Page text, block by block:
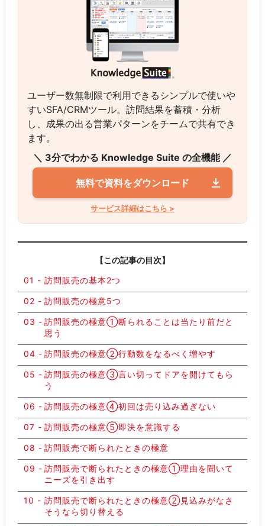
ユーザー数無制限で利用できるシンプルで使いや
すいSFA/CRMツール。訪問結果を蓄積・分析
し、成果の出る営業パターンをチームで共有でき
ます。
＼ 3分でわかる Knowledge Suite の全機能 ／
無料で資料をダウンロード
サービス詳細はこちら >
【この記事の目次】
訪問販売の基本2つ
訪問販売の極意5つ
訪問販売の極意①断られることは当たり前だと
思う
訪問販売の極意②行動数をなるべく増やす
訪問販売の極意③言い切ってドアを開けてもら
う
訪問販売の極意④初回は売り込み過ぎない
訪問販売の極意⑤即決を意識する
訪問販売で断られたときの極意
訪問販売で断られたときの極意①理由を聞いて
ニーズを引き出す
訪問販売で断られたときの極意②見込みがなさ
そうなら切り替える